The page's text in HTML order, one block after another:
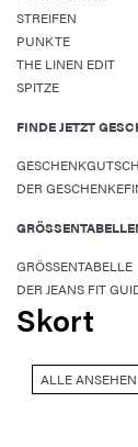
STREIFEN
PUNKTE
THE LINEN EDIT
SPITZE
FINDE JETZT
DER
GRÖSSENTABELLE
DER JEANS FIT
Skort
ALLE ANSEHEN